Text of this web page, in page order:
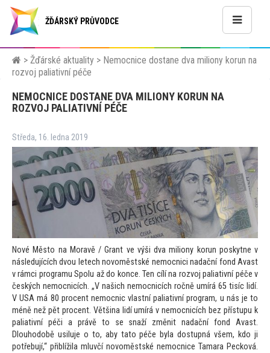
ŽĎÁRSKÝ PRŮVODCE
> Žďárské aktuality > Nemocnice dostane dva miliony korun na
rozvoj paliativní péče
NEMOCNICE DOSTANE DVA MILIONY KORUN NA
ROZVOJ PALIATIVNÍ PÉČE
Středa, 16. ledna 2019
Nové Město na Moravě / Grant ve výši dva miliony korun poskytne v
následujících dvou letech novoměstské nemocnici nadační fond Avast
v rámci programu Spolu až do konce. Ten cílí na rozvoj paliativní péče v
českých nemocnicích. „V našich nemocnicích ročně umírá 65 tisíc lidí.
V USA má 80 procent nemocnic vlastní paliativní program, u nás je to
méně než pět procent. Většina lidí umírá v nemocnicích bez přístupu k
paliativní péči a právě to se snaží změnit nadační fond Avast.
Dlouhodobě usiluje o to, aby tato péče byla dostupná všem, kdo ji
potřebují,“ přiblížila mluvčí novoměstské nemocnice Tamara Pecková.